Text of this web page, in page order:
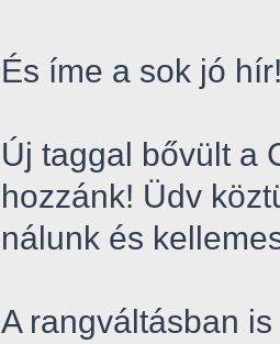
És íme a sok jó
Új taggal bővült a
hozzánk! Üdv
nálunk és
A rangváltásban